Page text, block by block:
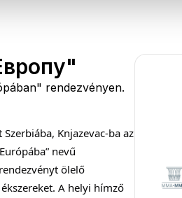
rendezvényen.
Knjazevac-ba az
nevű
ölelő
A helyi hímző